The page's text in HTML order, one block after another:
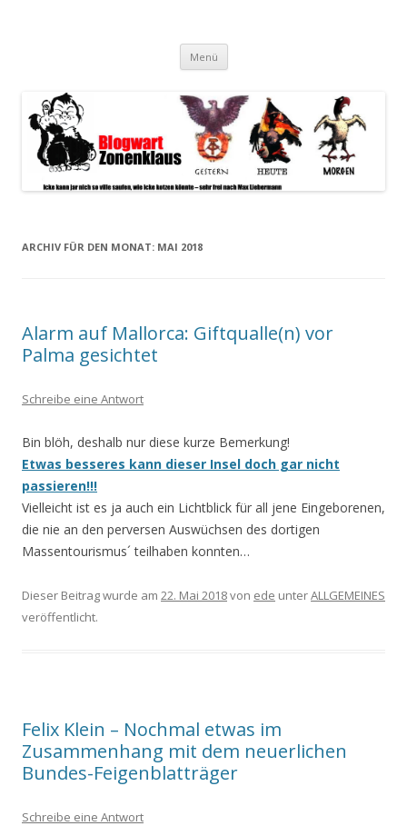
spiegeln im wesentlichen den Gesundheitszustand dieser unserer
Menü Zum
springen
ARCHIV FÜR DEN MONAT: MAI 2018
Alarm auf Mallorca: Giftqualle(n) vor
Palma gesichtet
Schreibe eine Antwort
Bin blöh, deshalb nur diese kurze Bemerkung!
Etwas besseres kann dieser Insel doch gar nicht
passieren!!!
Vielleicht ist es ja auch ein Lichtblick für all jene Eingeborenen,
die nie an den perversen Auswüchsen des dortigen
Massentourismus´ teilhaben konnten…
Dieser Beitrag wurde am 22. Mai 2018von ede unterALLGEMEINES
veröffentlicht.
Felix Klein – Nochmal etwas im
Zusammenhang mit dem neuerlichen
Bundes-Feigenblatträger
Schreibe eine Antwort